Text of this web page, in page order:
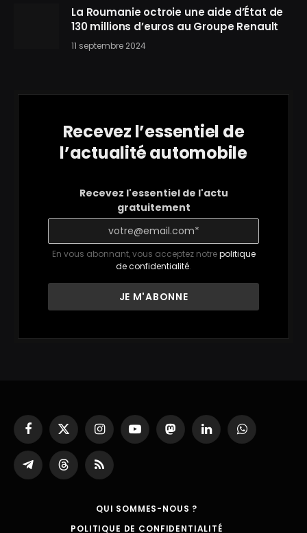
La Roumanie octroie une aide d’État de
130 millions d’euros au Groupe Renault
11 septembre 2024
Recevez l’essentiel de
l’actualité automobile
Recevez l'essentiel de l'actu
gratuitement
En vous abonnant, vous acceptez notrepolitique
de confidentialité.
Facebook
X
(Twitter)
InstagramYouTubeMastodonLinkedInWhatsApp
Partager
sur
ThreadsRSS
QUI SOMMES-NOUS ?
POLITIQUE DE CONFIDENTIALITÉ